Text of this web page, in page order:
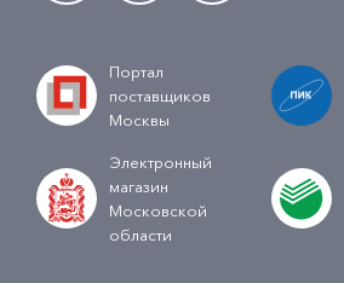
Портал
поставщиков
Москвы
Электронный
магазин
Московской
области